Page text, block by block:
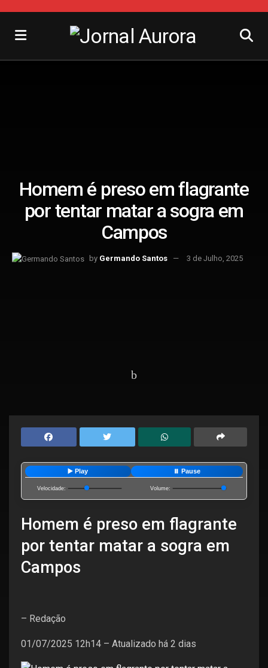
Homem é preso em flagrante
por tentar matar a sogra em
Campos
by Germando Santos 3 de Julho, 2025
▶️ Play ⏸️ Pause
Velocidade: Volume:
Homem é preso em flagrante
por tentar matar a sogra em
Campos
– Redação
01/07/2025 12h14 – Atualizado há 2 dias